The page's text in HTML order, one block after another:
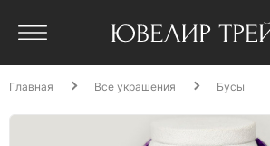
Главная Все украшения Бусы